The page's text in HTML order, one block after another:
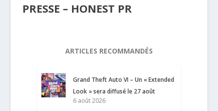
PRESSE – HONEST PR
ARTICLES RECOMMANDÉS
Grand Theft Auto VI – Un « Extended
Look » sera diffusé le 27 août
6 août 2026